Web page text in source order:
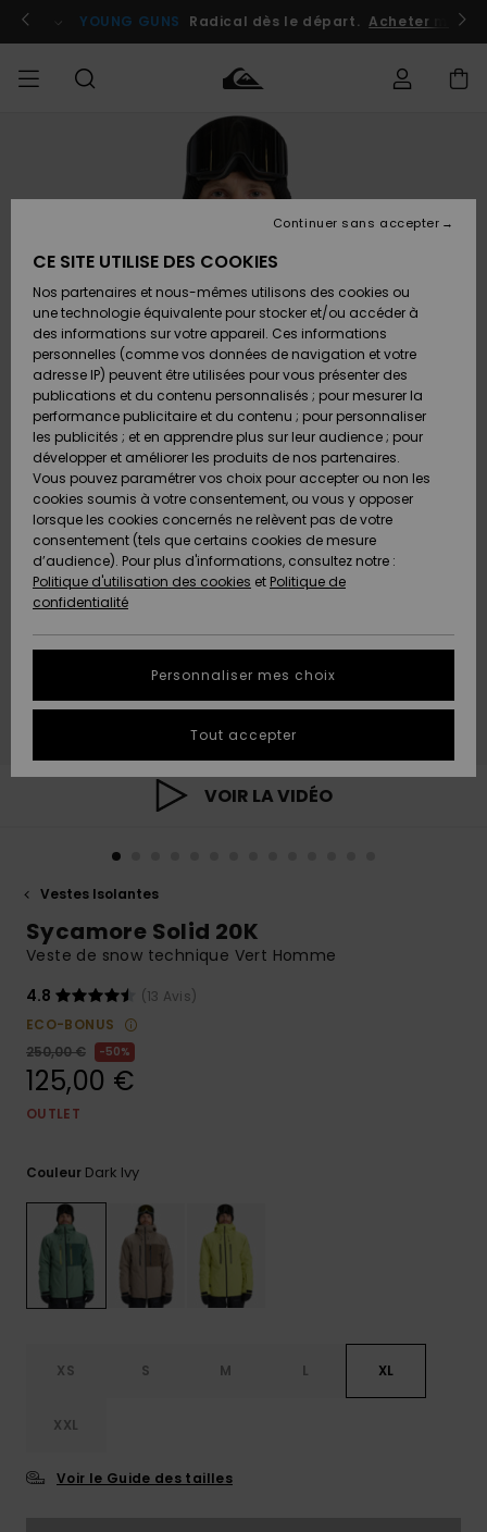
l'information
le
Se connecter / s'inscrire
YOUNG GUNS Radical dès le départ. Acheter
Chaussures
& Tongs
Surf
Snow
Nouveautés
A
Découvrir
Chaussures
& Tongs
Surf
Snow
Nouveautés
A
Découvrir
FEMME
A
Découvrir
Snow
SURF
Homme
Surf
Shop
Enfant
Highlights
Communauté
SNOW
Homme
Snow
Shop
Enfant
Snow
Shop
Femme
A
Découvrir
Communauté
OUTLET
Homme
Enfant
Outlet
Femme
AIDE &
CONTACT
Accéder à
commande
Retours
Paiement
Carte
Cadeau
Quiksilver
Freedom
Protection
des
tailles
conversation
pour
question.
Démarrer
une
conversation
Trouvez
Consulter
la FAQ
MAGASINS
QUIKSILVER
VOIR LA VIDÉO
Vestes Isolantes
Sycamore Solid 20K
Veste de snow technique Vert Homme
4.8
(13 Avis)
ECO-BONUS
250,00 €
50%
125,00 €
OUTLET
Couleur Dark Ivy
XS S M L XL
XXL
Voir le Guide des tailles
CE SITE UTILISE DES COOKIES
Nos partenaires et nous-mêmes utilisons des cookies ou
une technologie équivalente pour stocker et/ou accéder à
des informations sur votre appareil. Ces informations
personnelles (comme vos données de navigation et votre
adresse IP) peuvent être utilisées pour vous présenter des
publications et du contenu personnalisés ; pour mesurer la
performance publicitaire et du contenu ; pour personnaliser
les publicités ; et en apprendre plus sur leur audience ; pour
développer et améliorer les produits de nos partenaires.
Vous pouvez paramétrer vos choix pour accepter ou non les
cookies soumis à votre consentement, ou vous y opposer
lorsque les cookies concernés ne relèvent pas de votre
consentement (tels que certains cookies de mesure
d’audience). Pour plus d'informations, consultez notre :
Politique d'utilisation des cookies et Politique de
confidentialité
Personnaliser mes choix
Continuer sans accepter
Tout accepter